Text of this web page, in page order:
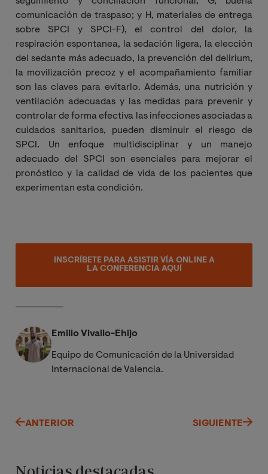
comunicación de traspaso; y H, materiales de entrega
sobre SPCI y SPCI-F), el control del dolor, la
respiración espontanea, la sedación ligera, la elección
del sedante más adecuado, la prevención del delirium,
la movilización precoz y el acompañamiento familiar
son las claves para evitarlo. Además, una nutrición y
ventilación adecuadas y las medidas para prevenir y
controlar de forma efectiva las infecciones asociadas a
cuidados sanitarios, pueden disminuir el riesgo de
SPCI. Un enfoque multidisciplinar y un manejo
adecuado del SPCI son esenciales para mejorar el
pronóstico y la calidad de vida de los pacientes que
experimentan esta condición.
INSCRÍBETE PARA ASISTIR VÍA ONLINE A
LA CONFERENCIA AQUÍ
Emilio Vivallo-Ehijo
Equipo de Comunicación de la Universidad
Internacional de Valencia.
ANTERIOR SIGUIENTE